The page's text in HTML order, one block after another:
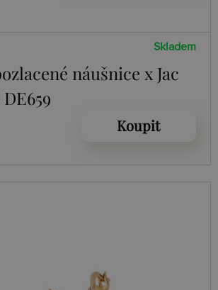
Skladem
náušnice x Jac
Koupit